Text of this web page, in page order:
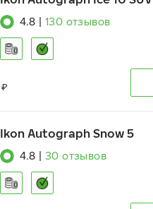
4.8 130 отзывов
₽
Ikon Autograph Snow 5
4.8 30 отзывов